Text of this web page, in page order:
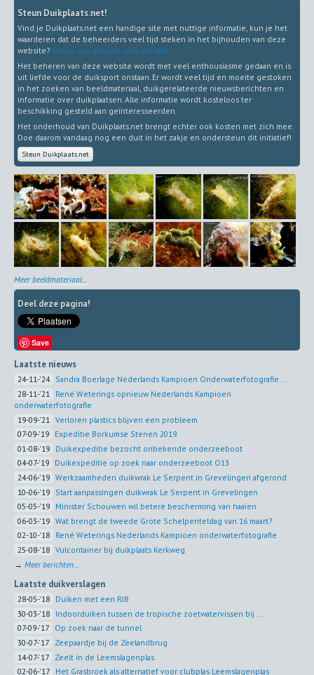
Steun Duikplaats.net!
Vind je Duikplaats.net een handige site met nuttige informatie, kun je het
waarderen dat de beheerders veel tijd steken in het bijhouden van deze
website? Steun ons dan met een donatie!
Het beheren van deze website wordt met veel enthousiasme gedaan en is
uit liefde voor de duiksport onstaan. Er wordt veel tijd en moeite gestoken
in het zoeken van beeldmateriaal, duikgerelateerde nieuwsberichten en
informatie over duikplaatsen. Alle informatie wordt kosteloos ter
beschikking gesteld aan geïnteresseerden.
Het onderhoud van Duikplaats.net brengt echter ook kosten met zich mee.
Doe daarom vandaag nog een duit in het zakje en ondersteun dit initiatief!
Steun Duikplaats.net
Meer beeldmateriaal...
Deel deze pagina!
Save
Laatste nieuws
24-11-'24 Sandra Boerlage Nederlands Kampioen Onderwaterfotografie ...
28-11-'21 René Weterings opnieuw Nederlands Kampioen
onderwaterfotografie
19-09-'21
Verloren plastics blijven een probleem
07-09-'19 Expeditie Borkumse Stenen 2019
01-08-'19 Duikexpeditie bezocht onbekende onderzeeboot
04-07-'19 Duikexpeditie op zoek naar onderzeeboot O13
24-06-'19 Werkzaamheden duikwrak Le Serpent in Grevelingen afgerond
10-06-'19 Start aanpassingen duikwrak Le Serpent in Grevelingen
05-05-'19 Minister Schouwen wil betere bescherming van haaien
06-03-'19 Wat brengt de tweede Grote Schelpenteldag van 16 maart?
02-10-'18 René Weterings Nederlands Kampioen onderwaterfotografie
25-08-'18 Vulcontainer bij duikplaats Kerkweg
→ Meer berichten...
Laatste duikverslagen
28-05-'18 Duiken met een RIB
30-03-'18 Indoorduiken tussen de tropische zoetwatervissen bij ...
07-09-'17 Op zoek naar de tunnel
30-07-'17 Zeepaardje bij de Zeelandbrug
14-07-'17 Zeelt in de Leemslagenplas
02-06-'17 Het Grasbroek als alternatief voor clubplas Leemslagenplas